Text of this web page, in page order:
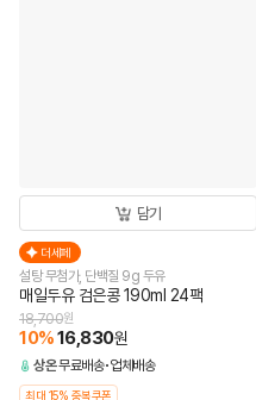
담기
더세페
설탕 무첨가, 단백질 9g 두유
매일두유 검은콩 190ml 24팩
18,700원
10%16,830원
상온무료배송 업체배송
최대 15% 중복쿠폰